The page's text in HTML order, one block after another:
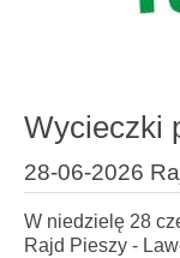
Wycieczki
28-06-2026
W niedzielę 28
Rajd Pieszy -